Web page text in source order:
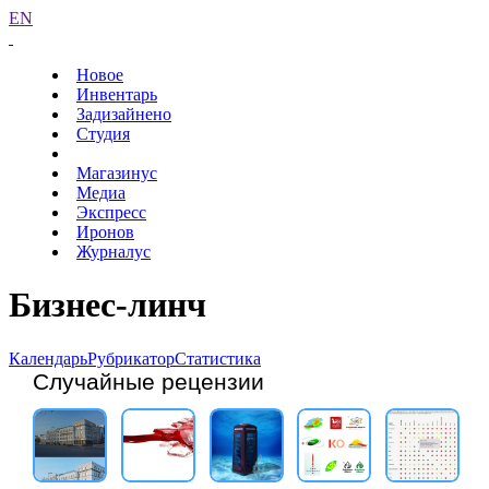
EN
Новое
Инвентарь
Задизайнено
Студия
Магазинус
Медиа
Экспресс
Иронов
Журналус
Бизнес-линч
КалендарьРубрикаторСтатистика
Случайные рецензии